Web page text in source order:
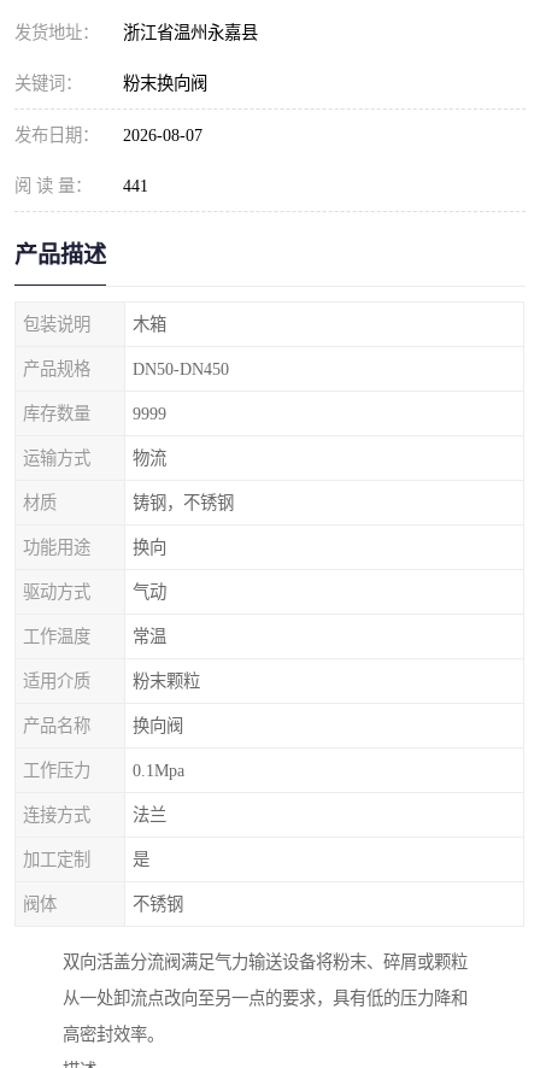
发货地址： 浙江省温州永嘉县
关键词： 粉末换向阀
发布日期： 2026-08-07
阅 读 量： 441
产品描述
包装说明 木箱
产品规格 DN50-DN450
库存数量 9999
运输方式 物流
材质 铸钢，不锈钢
功能用途 换向
驱动方式 气动
工作温度 常温
适用介质 粉末颗粒
产品名称 换向阀
工作压力 0.1Mpa
连接方式 法兰
加工定制 是
阀体 不锈钢
双向活盖分流阀满足气力输送设备将粉末、碎屑或颗粒
从一处卸流点改向至另一点的要求，具有低的压力降和
高密封效率。